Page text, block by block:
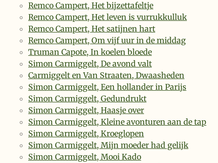
Remco Campert, Het bijzettafeltje
Remco Campert, Het leven is vurrukkulluk
Remco Campert, Het satijnen hart
Remco Campert, Om vijf uur in de middag
Truman Capote, In koelen bloede
Simon Carmiggelt, De avond valt
Carmiggelt en Van Straaten, Dwaasheden
Simon Carmiggelt, Een hollander in Parijs
Simon Carmiggelt, Gedundrukt
Simon Carmiggelt, Haasje over
Simon Carmiggelt, Kleine avonturen aan de tap
Simon Carmiggelt, Kroeglopen
Simon Carmiggelt, Mijn moeder had gelijk
Simon Carmiggelt, Mooi Kado